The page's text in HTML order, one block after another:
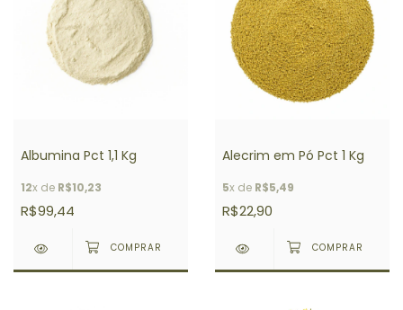
Albumina Pct 1,1 Kg
12x de R$10,23
R$99,44
Alecrim em Pó Pct 1 Kg
5x de R$5,49
R$22,90